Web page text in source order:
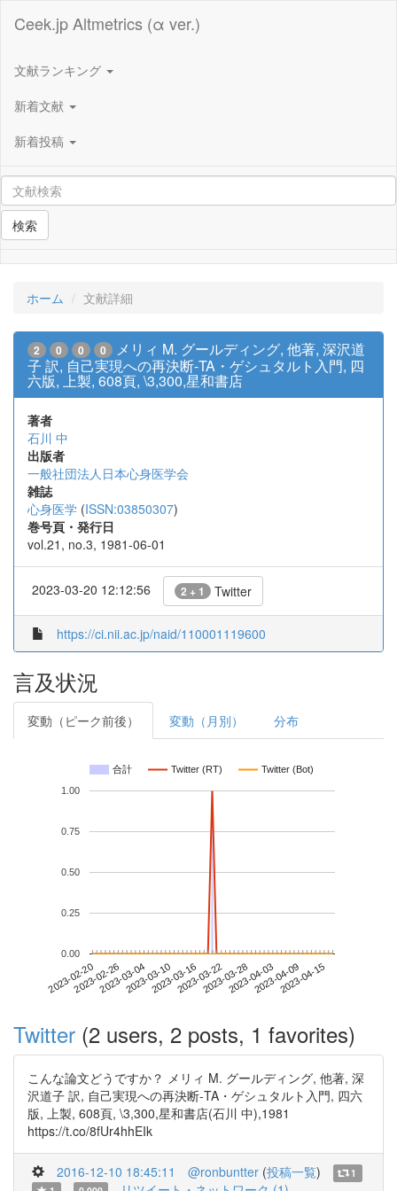
Ceek.jp Altmetrics (α ver.)
文献ランキング
新着文献
新着投稿
検索
ホーム 文献詳細
2 0 0 0
メリィ M. グールディング, 他著, 深沢道
子 訳, 自己実現への再決断-TA・ゲシュタルト入門, 四
六版, 上製, 608頁, \3,300,星和書店
著者
石川 中
出版者
一般社団法人日本心身医学会
雑誌
心身医学 (ISSN:03850307)
巻号頁・発行日
vol.21, no.3, 1981-06-01
2023-03-20 12:12:56 2 + 1 Twitter
https://ci.nii.ac.jp/naid/110001119600
言及状況
変動（ピーク前後） 変動（月別） 分布
合計 Twitter (RT) Twitter (Bot)
2023-02-202023-02-262023-03-042023-03-102023-03-162023-03-222023-03-282023-04-032023-04-092023-04-15
0.00
0.25
0.50
0.75
1.00
Twitter (2 users, 2 posts, 1 favorites)
こんな論文どうですか？ メリィ M. グールディング, 他著, 深
沢道子 訳, 自己実現への再決断-TA・ゲシュタルト入門, 四六
版, 上製, 608頁, \3,300,星和書店(石川 中),1981
https://t.co/8fUr4hhEIk
2016-12-10 18:45:11 @ronbuntter (投稿一覧)
1